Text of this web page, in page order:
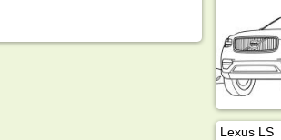
Lexus LS